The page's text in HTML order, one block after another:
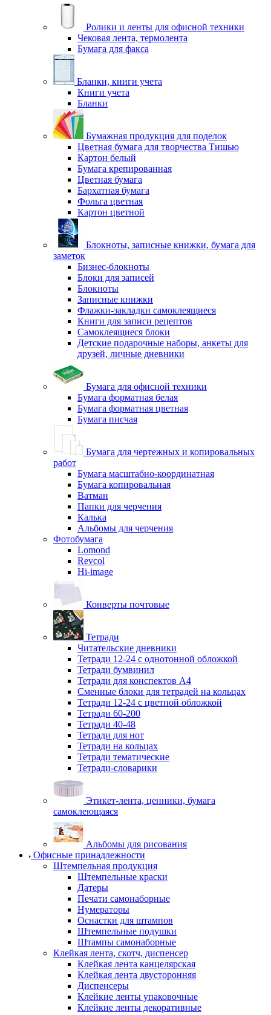
Ролики и ленты для офисной техники
Чековая лента, термолента
Бумага для факса
Бланки, книги учета
Книги учета
Бланки
Бумажная продукция для поделок
Цветная бумага для творчества Тишью
Картон белый
Бумага крепированная
Цветная бумага
Бархатная бумага
Фольга цветная
Картон цветной
Блокноты, записные книжки, бумага для
заметок
Бизнес-блокноты
Блоки для записей
Блокноты
Записные книжки
Флажки-закладки самоклеящиеся
Книги для записи рецептов
Самоклеящиеся блоки
Детские подарочные наборы, анкеты для
друзей, личные дневники
Бумага для офисной техники
Бумага форматная белая
Бумага форматная цветная
Бумага писчая
Бумага для чертежных и копировальных
работ
Бумага масштабно-координатная
Бумага копировальная
Ватман
Папки для черчения
Калька
Альбомы для черчения
Фотобумага
Lomond
Revcol
Hi-image
Конверты почтовые
Тетради
Читательские дневники
Тетради 12-24 с однотонной обложкой
Тетради бумвинил
Тетради для конспектов А4
Сменные блоки для тетрадей на кольцах
Тетради 12-24 с цветной обложкой
Тетради 60-200
Тетради 40-48
Тетради для нот
Тетради на кольцах
Тетради тематические
Тетради-словарики
Этикет-лента, ценники, бумага
самоклеющаяся
Альбомы для рисования
Офисные принадлежности
Штемпельная продукция
Штемпельные краски
Датеры
Печати самонаборные
Нумераторы
Оснастки для штампов
Штемпельные подушки
Штампы самонаборные
Клейкая лента, скотч, диспенсер
Клейкая лента канцелярская
Клейкая лента двусторонняя
Диспенсеры
Клейкие ленты упаковочные
Клейкие ленты декоративные